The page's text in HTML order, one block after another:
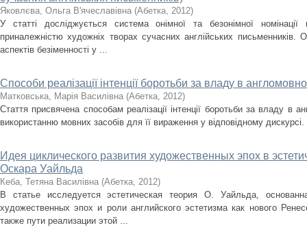
Яковлєва, Ольга В'ячеславівна (Абетка, 2012)
У статті досліджується система онімної та безонімної
приналежністю художніх творах сучасних англійських письменників.
аспектів безіменності у ...
Способи реалізації інтенції боротьби за владу в
Мaтковська, Мaрія Василівнa (Абетка, 2012)
Стаття присвячена способам реалізації інтенції боротьби за владу в
використанню мовних засобів для її вираження у відповідному дискурсі.
Идея циклического развития художественных эпох в
Оскара Уайльда
Кеба, Тетяна Василівна (Абетка, 2012)
В статье исследуется эстетическая теория О. Уайльда,
художественных эпох и роли английского эстетизма как нового
также пути реализации этой ...